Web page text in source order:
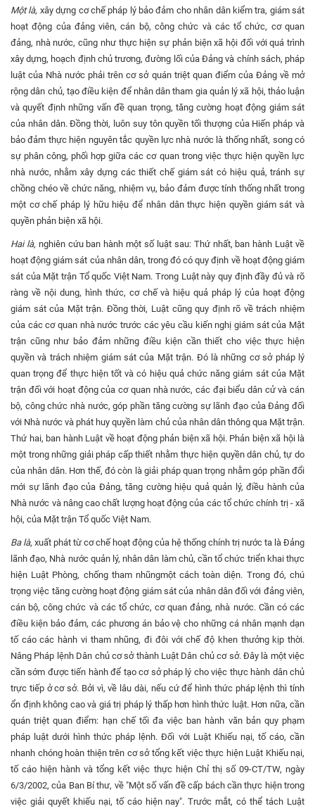
Một là, xây dựng cơ chế pháp lý bảo đảm cho nhân dân kiểm tra, giám sát
hoạt động của đảng viên, cán bộ, công chức và các tổ chức, cơ quan
đảng, nhà nước, cũng như thực hiện sự phản biện xã hội đối với quá trình
xây dựng, hoạch định chủ trương, đường lối của Đảng và chính sách, pháp
luật của Nhà nước phải trên cơ sở quán triệt quan điểm của Đảng về mở
rộng dân chủ, tạo điều kiện để nhân dân tham gia quản lý xã hội, thảo luận
và quyết định những vấn đề quan trọng, tăng cường hoạt động giám sát
của nhân dân. Đồng thời, luôn suy tôn quyền tối thượng của Hiến pháp và
bảo đảm thực hiện nguyên tắc quyền lực nhà nước là thống nhất, song có
sự phân công, phối hợp giữa các cơ quan trong việc thực hiện quyền lực
nhà nước, nhằm xây dựng các thiết chế giám sát có hiệu quả, tránh sự
chồng chéo về chức năng, nhiệm vụ, bảo đảm được tính thống nhất trong
một cơ chế pháp lý hữu hiệu để nhân dân thực hiện quyền giám sát và
quyền phản biện xã hội.
Hai là, nghiên cứu ban hành một số luật sau: Thứ nhất, ban hành Luật về
hoạt động giám sát của nhân dân, trong đó có quy định về hoạt động giám
sát của Mặt trận Tổ quốc Việt Nam. Trong Luật này quy định đầy đủ và rõ
ràng về nội dung, hình thức, cơ chế và hiệu quả pháp lý của hoạt động
giám sát của Mặt trận. Đồng thời, Luật cũng quy định rõ về trách nhiệm
của các cơ quan nhà nước trước các yêu cầu kiến nghị giám sát của Mặt
trận cũng như bảo đảm những điều kiện cần thiết cho việc thực hiện
quyền và trách nhiệm giám sát của Mặt trận. Đó là những cơ sở pháp lý
quan trọng để thực hiện tốt và có hiệu quả chức năng giám sát của Mặt
trận đối với hoạt động của cơ quan nhà nước, các đại biểu dân cử và cán
bộ, công chức nhà nước, góp phần tăng cường sự lãnh đạo của Đảng đối
với Nhà nước và phát huy quyền làm chủ của nhân dân thông qua Mặt trận.
Thứ hai, ban hành Luật về hoạt động phản biện xã hội.Phản biện xã hội là
một trong những giải pháp cấp thiết nhằm thực hiện quyền dân chủ, tự do
của nhân dân. Hơn thế, đó còn là giải pháp quan trọng nhằm góp phần đổi
mới sự lãnh đạo của Đảng, tăng cường hiệu quả quản lý, điều hành của
Nhà nước và nâng cao chất lượng hoạt động của các tổ chức chính trị - xã
hội, của Mặt trận Tổ quốc Việt Nam.
Ba là, xuất phát từ cơ chế hoạt động của hệ thống chính trị nước ta là Đảng
lãnh đạo, Nhà nước quản lý, nhân dân làm chủ, cần tổ chức triển khai thực
hiện Luật Phòng, chống tham nhũngmột cách toàn diện. Trong đó, chú
trọng việc tăng cường hoạt động giám sát của nhân dân đối với đảng viên,
cán bộ, công chức và các tổ chức, cơ quan đảng, nhà nước. Cần có các
điều kiện bảo đảm, các phương án bảo vệ cho những cá nhân mạnh dạn
tố cáo các hành vi tham nhũng, đi đôi với chế độ khen thưởng kịp thời.
Nâng Pháp lệnh Dân chủ cơ sở thành Luật Dân chủ cơ sở. Đây là một việc
cần sớm được tiến hành để tạo cơ sở pháp lý cho việc thực hành dân chủ
trực tiếp ở cơ sở. Bởi vì, về lâu dài, nếu cứ để hình thức pháp lệnh thì tính
ổn định không cao và giá trị pháp lý thấp hơn hình thức luật. Hơn nữa, cần
quán triệt quan điểm: hạn chế tối đa việc ban hành văn bản quy phạm
pháp luật dưới hình thức pháp lệnh. Đối với Luật Khiếu nại, tố cáo, cần
nhanh chóng hoàn thiện trên cơ sở tổng kết việc thực hiện Luật Khiếu nại,
tố cáo hiện hành và tổng kết việc thực hiện Chỉ thị số 09-CT/TW, ngày
6/3/2002, của Ban Bí thư, về "Một số vấn đề cấp bách cần thực hiện trong
việc giải quyết khiếu nại, tố cáo hiện nay". Trước mắt, có thể tách Luật